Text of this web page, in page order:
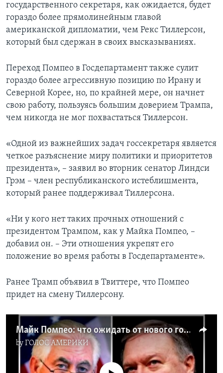
государственного секретаря, как ожидается, будет
гораздо более прямолинейным главой
американской дипломатии, чем Рекс Тиллерсон,
который был сдержан в своих высказываниях.
Переход Помпео в Госдепартамент также сулит
гораздо более агрессивную позицию по Ирану и
Северной Корее, но, по крайней мере, он начнет
свою работу, пользуясь большим доверием Трампа,
чем никогда не мог похвастаться Тиллерсон.
«Одной из важнейших задач госсекретаря является
четкое разъяснение миру политики и приоритетов
президента», – заявил во вторник сенатор Линдси
Грэм – член республиканского истеблишмента,
который ранее поддерживал Тиллерсона.
«Ни у кого нет таких прочных отношений с
президентом Трампом, как у Майка Помпео, –
добавил он. – Эти отношения укрепят его
положение во время работы в Госдепартаменте».
Ранее Трамп объявил в Твиттере, что Помпео
придет на смену Тиллерсону.
Майк Помпео: что ожидать от нового госсекретаря?
byГОЛОС АМЕРИКИ
No media source currently available